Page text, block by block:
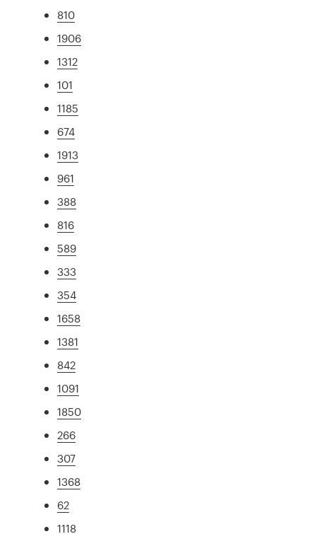
810
1906
1312
101
1185
674
1913
961
388
816
589
333
354
1658
1381
842
1091
1850
266
307
1368
62
1118